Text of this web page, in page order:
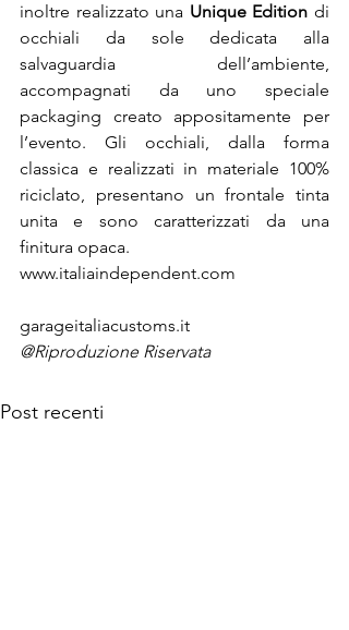
inoltre realizzato una Unique Edition di
occhiali da sole dedicata alla
salvaguardia dell’ambiente,
accompagnati da uno speciale
packaging creato appositamente per
l’evento. Gli occhiali, dalla forma
classica e realizzati in materiale 100%
riciclato, presentano un frontale tinta
unita e sono caratterizzati da una
finitura opaca.
garageitaliacustoms.it
@Riproduzione Riservata
Post recenti